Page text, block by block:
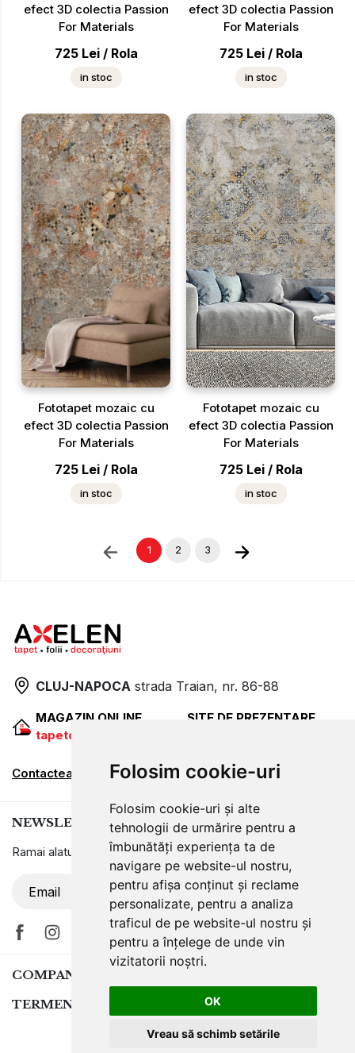
Folosim cookie-uri
Folosim cookie-uri și alte
tehnologii de urmărire pentru a
îmbunătăți experiența ta de
navigare pe website-ul nostru,
pentru afișa conținut și reclame
personalizate, pentru a analiza
traficul de pe website-ul nostru și
pentru a înțelege de unde vin
vizitatorii noștri.
OK
Vreau să schimb setările
efect 3D colectia Passion
For Materials
725 Lei / Rola
in stoc
efect 3D colectia Passion
For Materials
725 Lei / Rola
in stoc
Fototapet mozaic cu
efect 3D colectia Passion
For Materials
725 Lei / Rola
in stoc
Fototapet mozaic cu
efect 3D colectia Passion
For Materials
725 Lei / Rola
in stoc
1 2 3
CLUJ-NAPOCA strada Traian, nr. 86-88
MAGAZIN ONLINE
tapetcugarantie.ro
SITE DE PREZENTARE
Contactează-ne
COMPANIA
TERMENI SI CONDITII
NEWSLETTER
Ramai alaturi de noi pentru promotii si oferte
ABONARE